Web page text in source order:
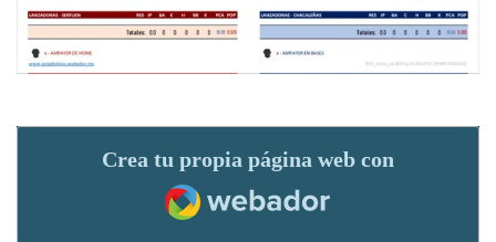
Crea tu propia página web con
Webador